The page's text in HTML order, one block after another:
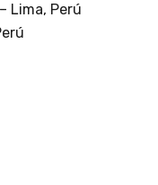
Lima, Perú